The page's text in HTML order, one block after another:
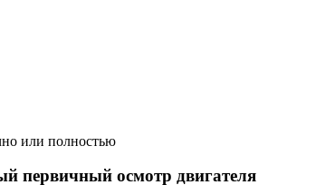
или полностью
первичный осмотр двигателя